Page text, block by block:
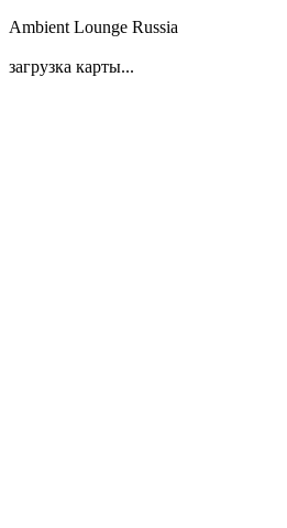
Ambient Lounge Russia
загрузка карты...